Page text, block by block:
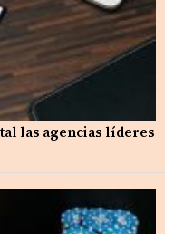
las agencias líderes